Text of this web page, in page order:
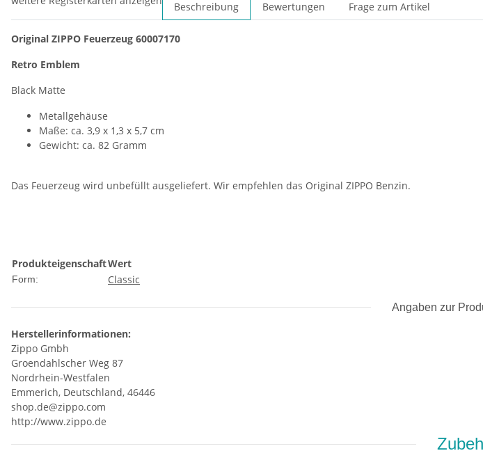
Beschreibung Bewertungen Frage zum Artikel
Original ZIPPO Feuerzeug 60007170
Retro Emblem
Black Matte
Metallgehäuse
Maße: ca. 3,9 x 1,3 x 5,7 cm
Gewicht: ca. 82 Gramm
Das Feuerzeug wird unbefüllt ausgeliefert. Wir empfehlen das Original ZIPPO Benzin.
ProdukteigenschaftWert
Form: Classic
Angaben zur
Herstellerinformationen:
Zippo Gmbh
Groendahlscher Weg 87
Nordrhein-Westfalen
Emmerich, Deutschland, 46446
shop.de@zippo.com
http://www.zippo.de